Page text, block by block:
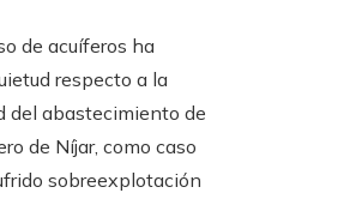
de acuíferos ha
respecto a la
del abastecimiento de
de Níjar, como caso
sobreexplotación